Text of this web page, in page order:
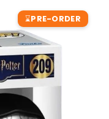
⌛PRE-ORDER